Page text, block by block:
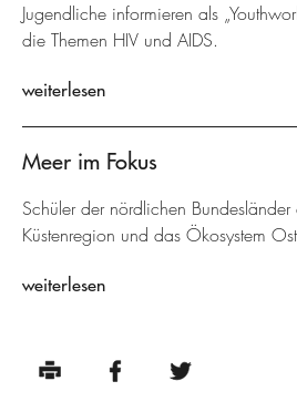
Jugendliche informieren als
die Themen HIV und AIDS.
weiterlesen
Meer im Fokus
Schüler der nördlichen
Küstenregion und das Ökosystem
weiterlesen